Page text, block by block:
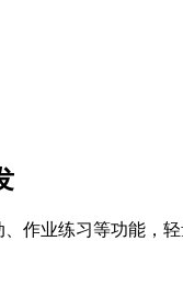
作业练习等功能，